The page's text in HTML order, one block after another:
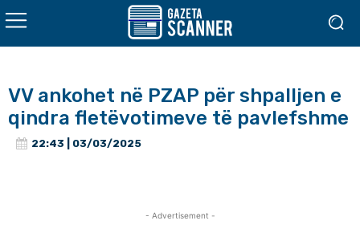
VV ankohet në PZAP për shpalljen e
qindra fletëvotimeve të pavlefshme
22:43 | 03/03/2025
- Advertisement -